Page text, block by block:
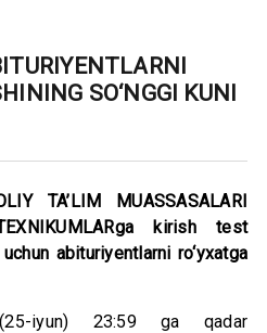
SO‘NGGI KUNI
TA’LIM MUASSASALARI
kirish test
abituriyentlarni ro‘yxatga
iyun) 23:59 ga qadar